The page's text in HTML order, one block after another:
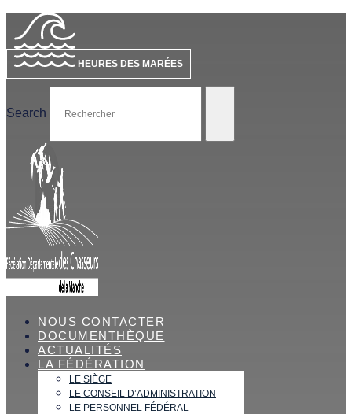
HEURES DES MARÉES
Search
NOUS CONTACTER
DOCUMENTHÈQUE
ACTUALITÉS
LA FÉDÉRATION
LE SIÈGE
LE CONSEIL D’ADMINISTRATION
LE PERSONNEL FÉDÉRAL